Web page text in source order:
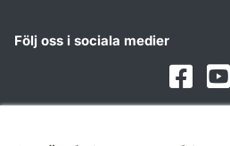
Följ oss i sociala medier
Facebook